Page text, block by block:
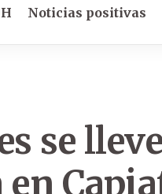
Noticias positivas
se